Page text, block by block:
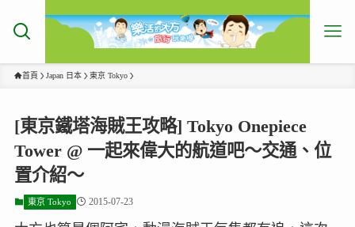
首頁 Japan 日本 東京 Tokyo
[東京鐵塔海賊王攻略] Tokyo Onepiece
Tower @ 一起來偉大的航道吧～交通、位
置介紹～
東京 Tokyo 2015-07-23